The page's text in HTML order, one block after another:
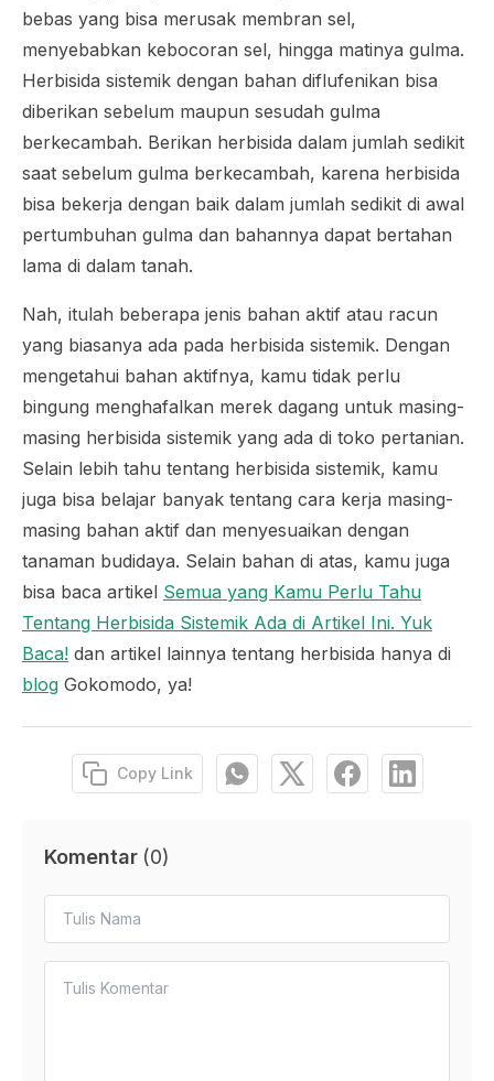
bebas yang bisa merusak membran sel,
menyebabkan kebocoran sel, hingga matinya gulma.
Herbisida sistemik dengan bahan diflufenikan bisa
diberikan sebelum maupun sesudah gulma
berkecambah. Berikan herbisida dalam jumlah sedikit
saat sebelum gulma berkecambah, karena herbisida
bisa bekerja dengan baik dalam jumlah sedikit di awal
pertumbuhan gulma dan bahannya dapat bertahan
lama di dalam tanah.
Nah, itulah beberapa jenis bahan aktif atau racun
yang biasanya ada pada herbisida sistemik. Dengan
mengetahui bahan aktifnya, kamu tidak perlu
bingung menghafalkan merek dagang untuk masing-
masing herbisida sistemik yang ada di toko pertanian.
Selain lebih tahu tentang herbisida sistemik, kamu
juga bisa belajar banyak tentang cara kerja masing-
masing bahan aktif dan menyesuaikan dengan
tanaman budidaya. Selain bahan di atas, kamu juga
bisa baca artikel Semua yang Kamu Perlu Tahu
Tentang Herbisida Sistemik Ada di Artikel Ini. Yuk
Baca! dan artikel lainnya tentang herbisida hanya di
blog Gokomodo, ya!
Copy Link
Komentar (0)